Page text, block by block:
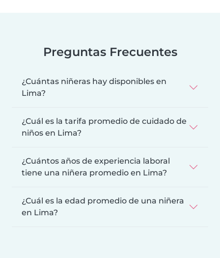
Preguntas Frecuentes
¿Cuántas niñeras hay disponibles en
Lima?
¿Cuál es la tarifa promedio de cuidado de
niños en Lima?
¿Cuántos años de experiencia laboral
tiene una niñera promedio en Lima?
¿Cuál es la edad promedio de una niñera
en Lima?